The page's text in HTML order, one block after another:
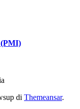
(PMI)
di Themeansar.